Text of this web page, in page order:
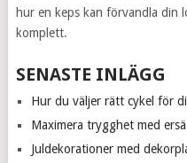
hur en keps kan förvandla din
komplett.
SENASTE INLÄGG
Hur du väljer rätt cykel för
Maximera trygghet med
Juldekorationer med